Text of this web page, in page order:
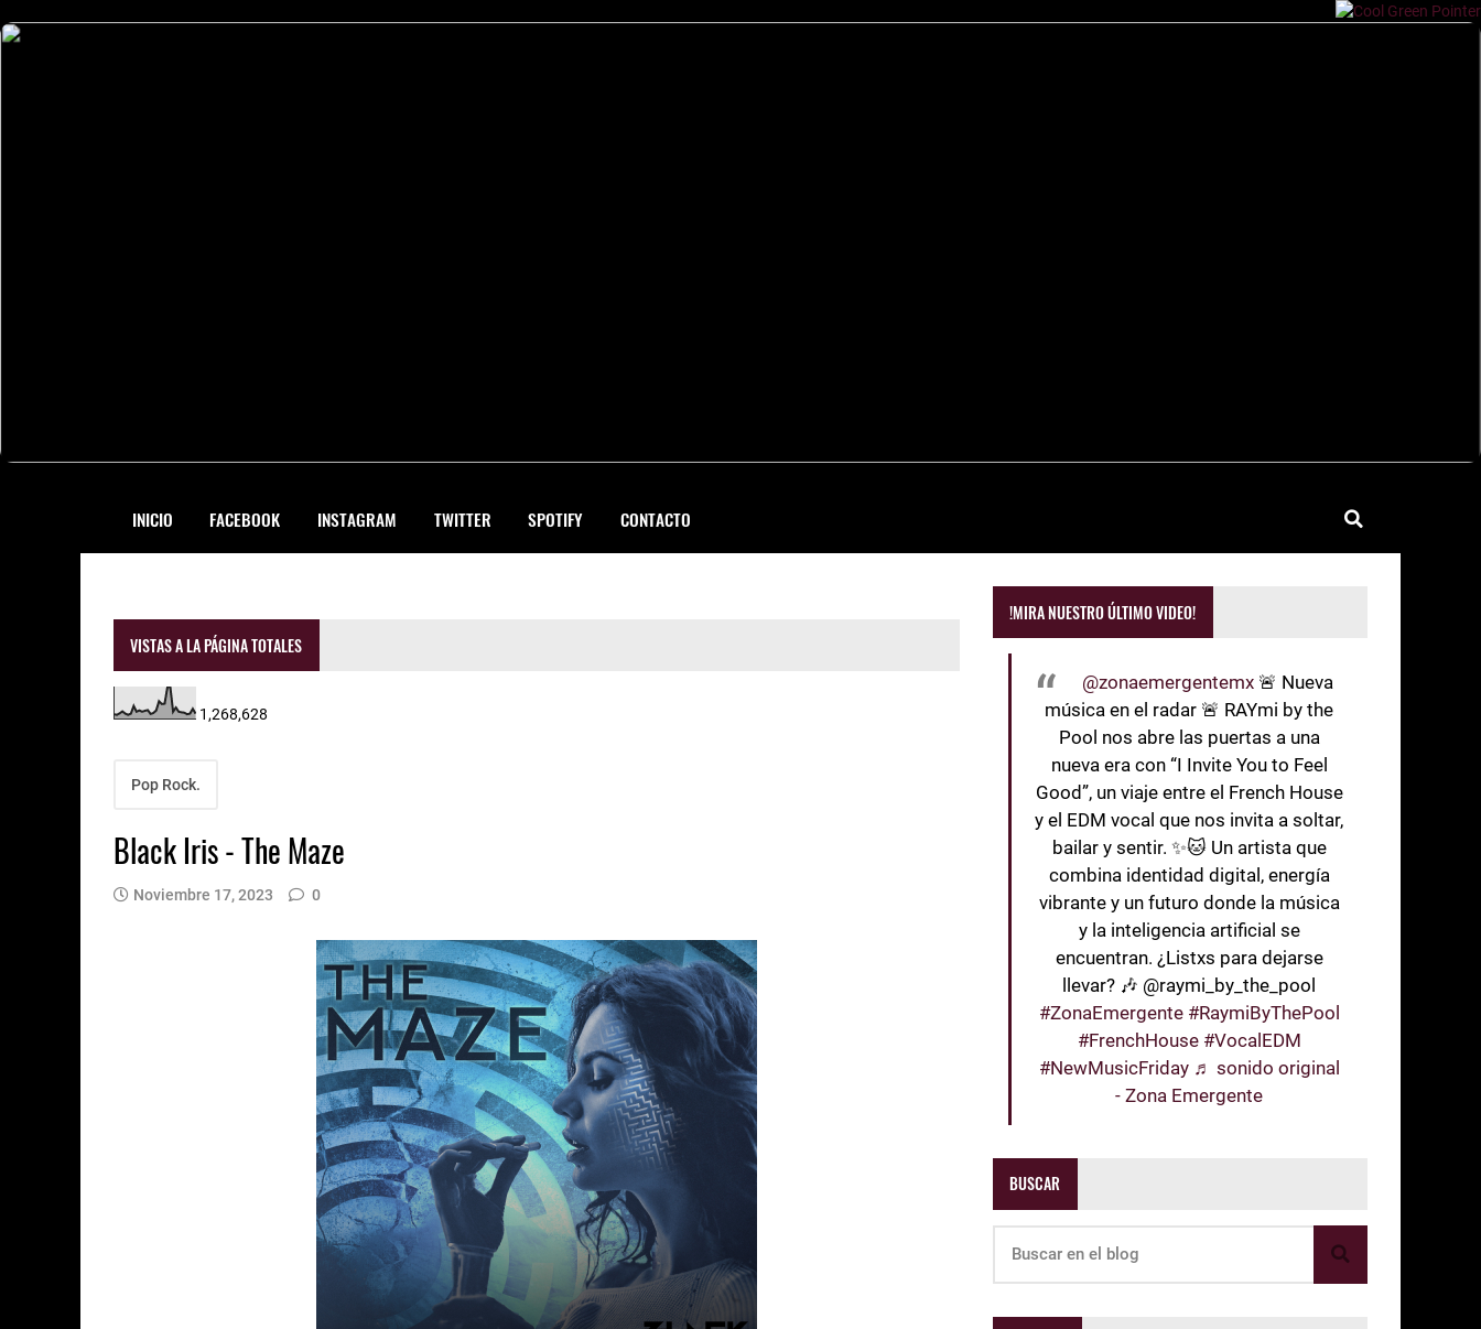
INICIO FACEBOOK INSTAGRAM TWITTER SPOTIFY CONTACTO
VISTAS A LA PÁGINA TOTALES
1,268,628
Pop Rock.
Black Iris - The Maze
Noviembre 17, 2023 0
!MIRA NUESTRO ÚLTIMO VIDEO!
@zonaemergentemx 🚨 Nueva
música en el radar 🚨 RAYmi by the
Pool nos abre las puertas a una
nueva era con “I Invite You to Feel
Good”, un viaje entre el French House
y el EDM vocal que nos invita a soltar,
bailar y sentir. ✨🐱 Un artista que
combina identidad digital, energía
vibrante y un futuro donde la música
y la inteligencia artificial se
encuentran. ¿Listxs para dejarse
llevar? 🎶 @raymi_by_the_pool
#ZonaEmergente #RaymiByThePool
#FrenchHouse #VocalEDM
#NewMusicFriday ♬ sonido original
- Zona Emergente
BUSCAR